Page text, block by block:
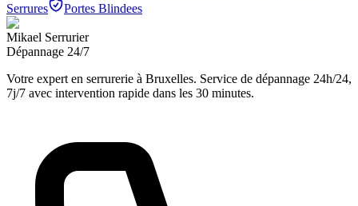
Serrures
Portes Blindees
Mikael Serrurier
Dépannage 24/7
Votre expert en serrurerie à Bruxelles. Service de dépannage 24h/24,
7j/7 avec intervention rapide dans les 30 minutes.